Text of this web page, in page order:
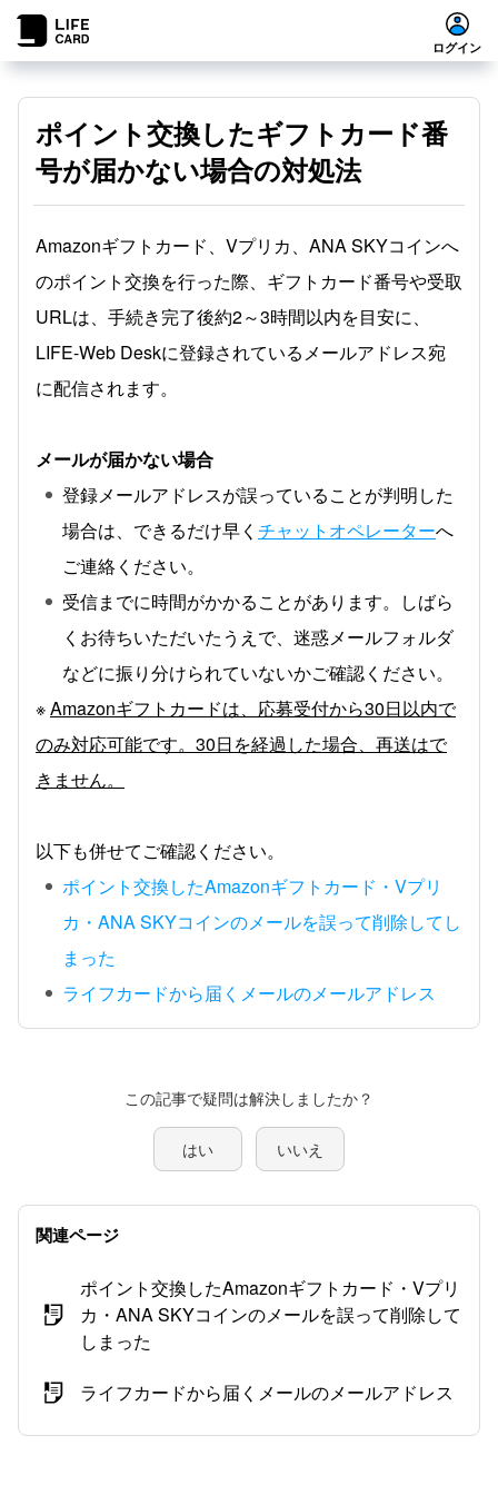
ログイン
ポイント交換したギフトカード番
号が届かない場合の対処法
Amazonギフトカード、Vプリカ、ANA SKYコインへ
のポイント交換を行った際、ギフトカード番号や受取
URLは、手続き完了後約2～3時間以内を目安に、
LIFE-Web Deskに登録されているメールアドレス宛
に配信されます。
メールが届かない場合
登録メールアドレスが誤っていることが判明した
場合は、できるだけ早く チャットオペレーターへ
ご連絡ください。
受信までに時間がかかることがあります。しばら
くお待ちいただいたうえで、迷惑メールフォルダ
などに振り分けられていないかご確認ください。
※Amazonギフトカードは、応募受付から30日以内で
のみ対応可能です。30日を経過した場合、再送はで
きません。
以下も併せてご確認ください。
ポイント交換したAmazonギフトカード・Vプリ
カ・ANA SKYコインのメールを誤って削除してし
まった
ライフカードから届くメールのメールアドレス
この記事で疑問は解決しましたか？
はい いいえ
関連ページ
ポイント交換したAmazonギフトカード・Vプリ
カ・ANA SKYコインのメールを誤って削除して
しまった
ライフカードから届くメールのメールアドレス